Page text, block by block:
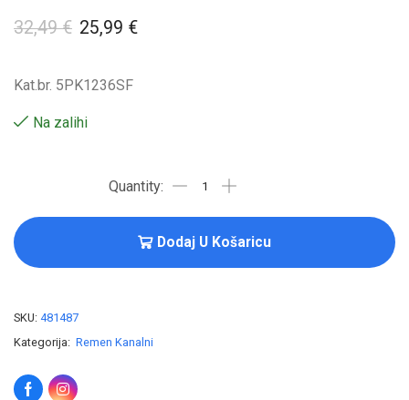
32,49€ 25,99 €
Kat.br. 5PK1236SF
Na zalihi
Dodaj U Košaricu
SKU: 481487
Kategorija: Remen Kanalni